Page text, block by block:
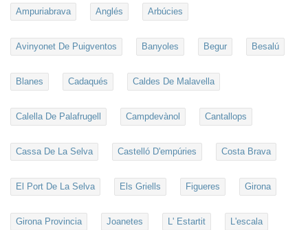
Ampuriabrava Anglés Arbúcies
Avinyonet De Puigventos Banyoles Begur Besalú
Blanes Cadaqués Caldes De Malavella
Calella De Palafrugell Campdevànol Cantallops
Cassa De La Selva Castelló D'empúries Costa Brava
El Port De La Selva Els Griells Figueres Girona
Girona Provincia Joanetes L' Estartit L'escala